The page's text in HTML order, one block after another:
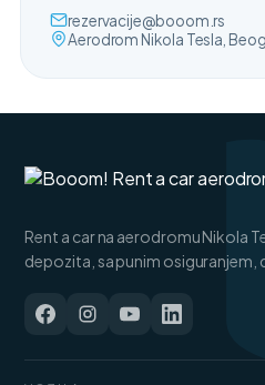
rezervacije@booom.rs
Aerodrom Nikola Tesla,
Rent a car na aerodromu Nikola
depozita, sa punim osiguranjem,